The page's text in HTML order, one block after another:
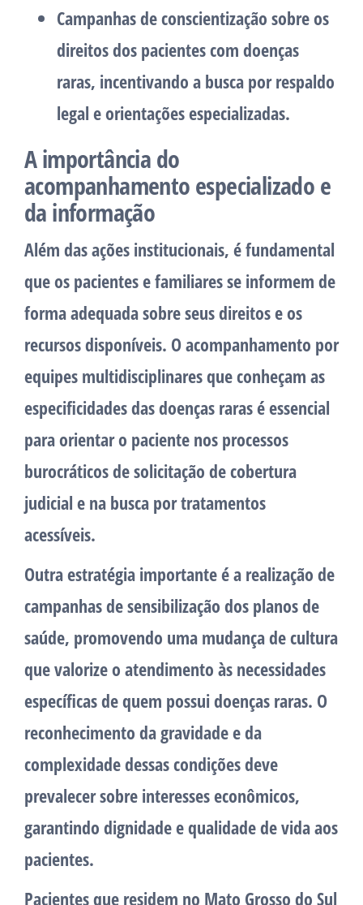
Campanhas de conscientização sobre os
direitos dos pacientes com doenças
raras, incentivando a busca por respaldo
legal e orientações especializadas.
A importância do
acompanhamento especializado e
da informação
Além das ações institucionais, é fundamental
que os pacientes e familiares se informem de
forma adequada sobre seus direitos e os
recursos disponíveis. O acompanhamento por
equipes multidisciplinares que conheçam as
especificidades das doenças raras é essencial
para orientar o paciente nos processos
burocráticos de solicitação de cobertura
judicial e na busca por tratamentos
acessíveis.
Outra estratégia importante é a realização de
campanhas de sensibilização dos planos de
saúde, promovendo uma mudança de cultura
que valorize o atendimento às necessidades
específicas de quem possui doenças raras. O
reconhecimento da gravidade e da
complexidade dessas condições deve
prevalecer sobre interesses econômicos,
garantindo dignidade e qualidade de vida aos
pacientes.
Pacientes que residem no Mato Grosso do Sul